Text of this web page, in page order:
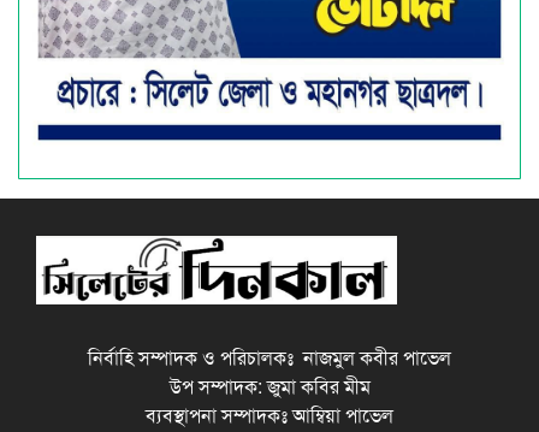
নির্বাহি সম্পাদক ও পরিচালকঃ নাজমুল কবীর পাভেল
উপ সম্পাদক: জুমা কবির মীম
ব্যবস্থাপনা সম্পাদকঃ আম্বিয়া পাভেল